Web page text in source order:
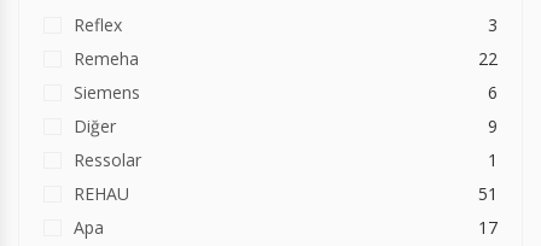
Reflex
3
Remeha
22
Siemens
6
Diğer
9
Ressolar
1
REHAU
51
Apa
17